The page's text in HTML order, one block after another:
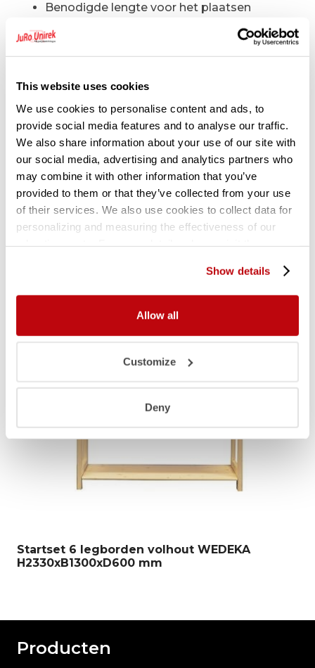
This website uses cookies
We use cookies to personalise content and ads, to
provide social media features and to analyse our traffic.
We also share information about your use of our site with
our social media, advertising and analytics partners who
may combine it with other information that you’ve
provided to them or that they’ve collected from your use
of their services. We also use cookies to collect data for
personalizing and measuring the effectiveness of our
Show details
Allow all
Customize
Deny
Benodigde lengte voor het plaatsen
Gerelateerde producten
Startset 6 legborden volhout WEDEKA
H2330xB1300xD600 mm
Producten